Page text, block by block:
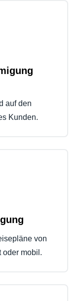
auf den
Kunden.
von
oder mobil.